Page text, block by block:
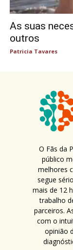
As suas
outros
Patricia Tavares
O Fãs da
público
melhores
segue
mais de 12
trabalho
parceiros.
com o
opinião